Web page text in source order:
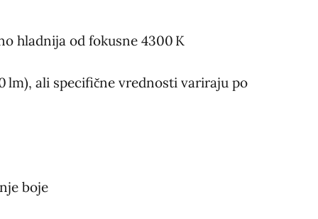
hladnija od fokusne 4300 K
lm), ali specifične vrednosti variraju po
boje